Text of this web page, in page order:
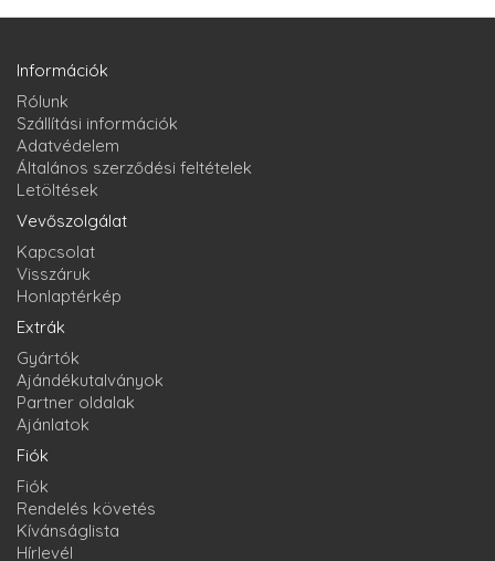
Információk
Rólunk
Szállítási információk
Adatvédelem
Általános szerződési feltételek
Letöltések
Vevőszolgálat
Kapcsolat
Visszáruk
Honlaptérkép
Extrák
Gyártók
Ajándékutalványok
Partner oldalak
Ajánlatok
Fiók
Fiók
Rendelés követés
Kívánságlista
Hírlevél